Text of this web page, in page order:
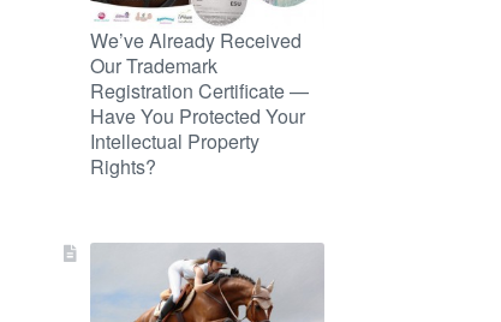
We’ve Already Received
Our Trademark
Registration Certificate —
Have You Protected Your
Intellectual Property
Rights?